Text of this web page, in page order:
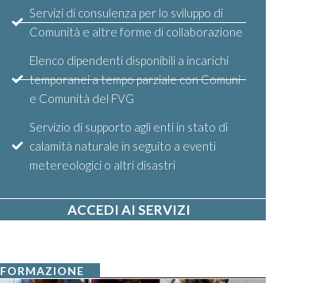
Servizi di consulenza per lo sviluppo di
Comunità e altre forme di collaborazione
Elenco dipendenti disponibili a incarichi
temporanei a tempo parziale con Comuni
e Comunità del FVG
Servizio di supporto agli enti in stato di
calamità naturale in seguito a eventi
metereologici o altri disastri
ACCEDI AI SERVIZI
FORMAZIONE